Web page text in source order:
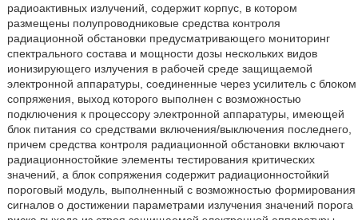
радиоактивных излучений, содержит корпус, в котором
размещены полупроводниковые средства контроля
радиационной обстановки предусматривающего мониторинг
спектрального состава и мощности дозы нескольких видов
ионизирующего излучения в рабочей среде защищаемой
электронной аппаратуры, соединенные через усилитель с блоком
сопряжения, выход которого выполнен с возможностью
подключения к процессору электронной аппаратуры, имеющей
блок питания со средствами включения/выключения последнего,
причем средства контроля радиационной обстановки включают
радиационностойкие элементы тестирования критических
значений, а блок сопряжения содержит радиационностойкий
пороговый модуль, выполненный с возможностью формирования
сигналов о достижении параметрами излучения значений порога